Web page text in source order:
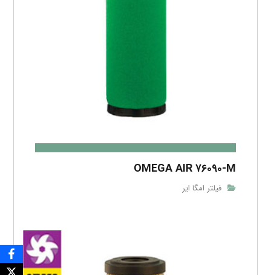
OMEGA AIR ۷۶۰۹۰-M
فیلتر امگا ایر